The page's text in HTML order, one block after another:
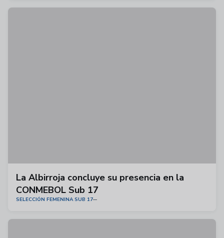
La Albirroja concluye su presencia en la
CONMEBOL Sub 17
SELECCIÓN FEMENINA SUB 17